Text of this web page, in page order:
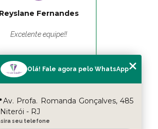
Reyslane Fernandes
Excelente equipe!!
Olá! Fale agora pelo WhatsApp
Profa. Romanda Gonçalves, 485
- RJ
seu telefone